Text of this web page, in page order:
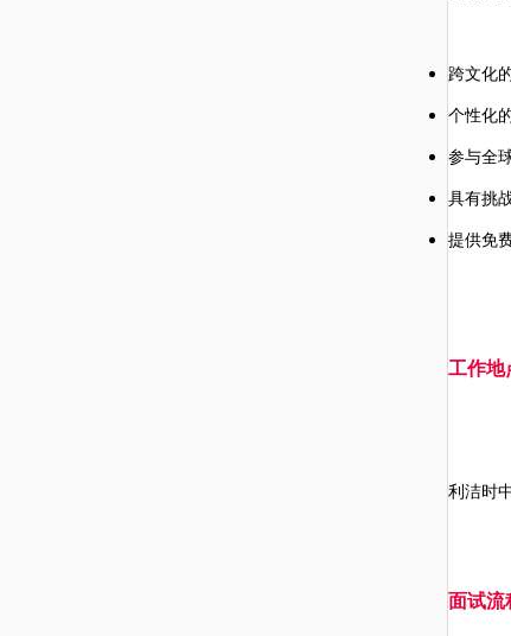
跨文化
个性化
参与全
具有挑
提供免
工作地
利洁时
面试流